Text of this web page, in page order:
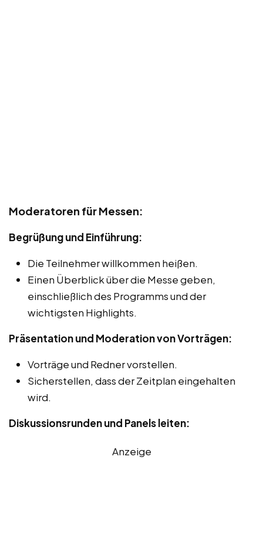
Moderatoren für Messen:
Begrüßung und Einführung:
Die Teilnehmer willkommen heißen.
Einen Überblick über die Messe geben,
einschließlich des Programms und der
wichtigsten Highlights.
Präsentation und Moderation von Vorträgen:
Vorträge und Redner vorstellen.
Sicherstellen, dass der Zeitplan eingehalten
wird.
Diskussionsrunden und Panels leiten:
Anzeige